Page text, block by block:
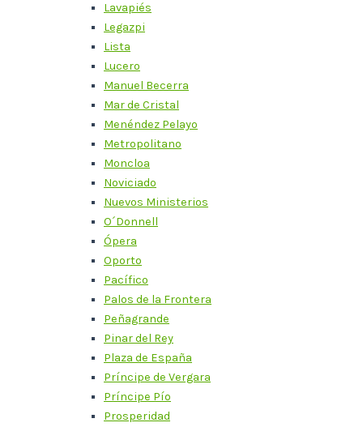
Lavapiés
Legazpi
Lista
Lucero
Manuel Becerra
Mar de Cristal
Menéndez Pelayo
Metropolitano
Moncloa
Noviciado
Nuevos Ministerios
O´Donnell
Ópera
Oporto
Pacífico
Palos de la Frontera
Peñagrande
Pinar del Rey
Plaza de España
Príncipe de Vergara
Príncipe Pío
Prosperidad